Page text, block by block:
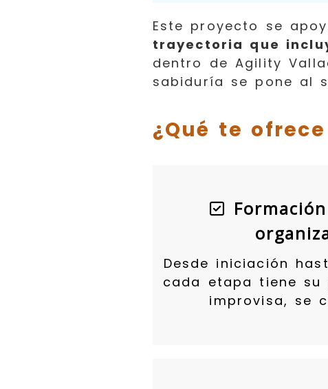
Este proyecto se
trayectoria que
dentro de Agility
sabiduría se pone al
¿Qué te
Desde iniciación
cada etapa tiene su
improvisa, se